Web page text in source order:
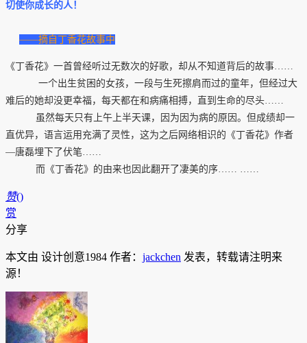
切使你成长的人！
——摘自丁香花故事中
《丁香花》一首曾经听过无数次的好歌，却从不知道背后的故事……
一个出生贫困的女孩，一段与生死擦肩而过的童年，但经过大
难后的她却没更幸福，每天都在和病痛相搏，直到生命的尽头……
虽然每天只有上午上半天课，因为因为病的原因。但成绩却一
直优异，语言运用充满了灵性，这为之后网络相识的《丁香花》作者
—唐磊埋下了伏笔……
而《丁香花》的由来也因此翻开了凄美的序…… ……
赞()
赏
分享
本文由 设计创意1984 作者： jackchen 发表，转载请注明来
源！